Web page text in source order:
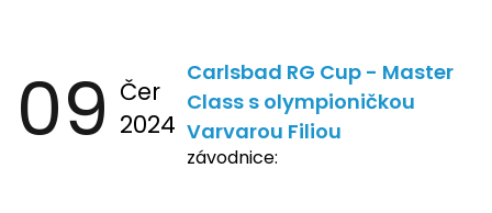
09 Čer
2024
Carlsbad RG Cup - Master
Class s olympioničkou
Varvarou Filiou
závodnice: